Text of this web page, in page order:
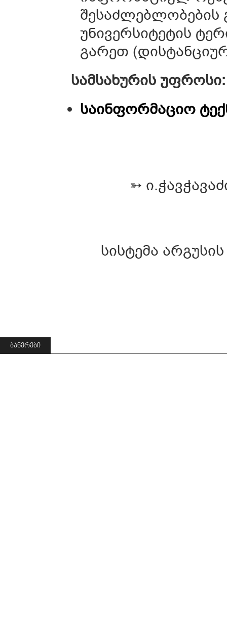
უნივერსიტეტის
გარეთ
სამსახურის უფროსი:
საინფორმაციო
➳
სისტემა
ᲑᲐᲜᲔᲠᲔᲑᲘ